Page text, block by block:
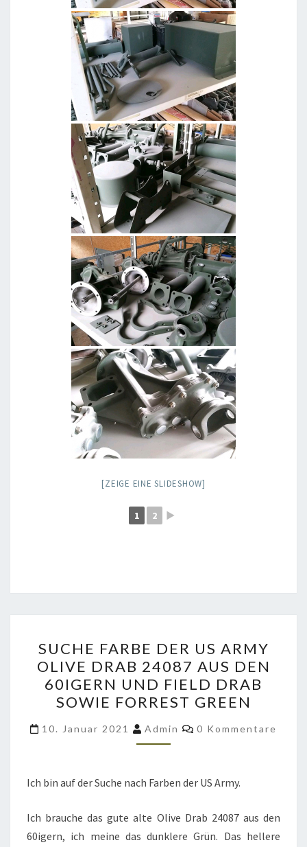
[ZEIGE EINE SLIDESHOW]
1 2 ►
FARBE
DER
US
ARMY
OLIVE
DRAB
AUS
60IGERN
UND
SUCHE FARBE DER US ARMY
OLIVE DRAB 24087 AUS DEN
60IGERN UND FIELD DRAB
SOWIE FORREST GREEN
10. Januar 2021 Admin Kommentare
0 Kommentare
Ich bin auf der Suche nach Farben der US Army.
Ich brauche das gute alte Olive Drab 24087 aus den
60igern, ich meine das dunklere Grün. Das hellere